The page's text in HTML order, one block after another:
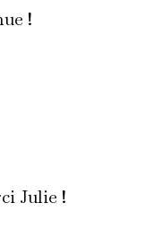
!
Julie !